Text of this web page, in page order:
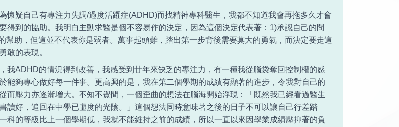
懷疑自己有專注力失調/過度活躍症(ADHD)而找精神專科醫生，我都不知道我會再拖多久才會
得到的協助。我明白主動求醫是個不容易作的決定，因為這個決定代表著：1)承認自己的問
幫助，但這並不代表你是弱者。萬事起頭難，踏出第一步背後需要莫大的勇氣，而決定要走這
敢的表現。
我ADHD的情況得到改善，我感受到廿年來缺乏的專注力，有一種我從腦袋奪回控制權的感
能夠專心做好每一件事。更高興的是，我在第二個學期的成績有顯著的進步，令我對自己的
而壓力亦逐漸增大。不知不覺間，一個歪曲的想法在腦海開始浮現：「既然我已經看過醫生
讀好，追回在中學已虛度的光陰。」這個想法同時意味著之後的日子不可以讓自己行差踏
科的等級比上一個學期低，我就不能維持之前的成績，所以一直以來因學業成績壓抑著的負